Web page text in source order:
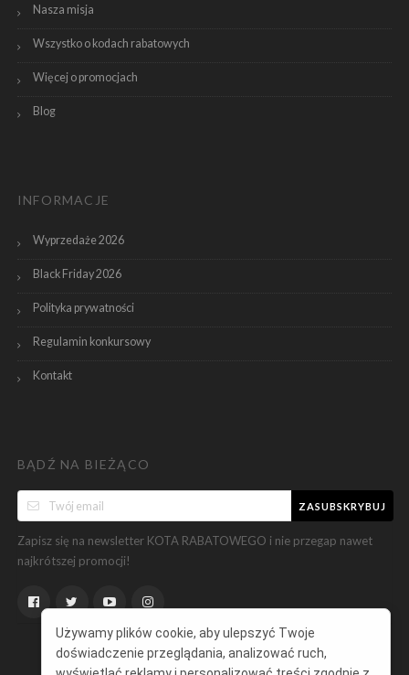
Nasza misja
Wszystko o kodach rabatowych
Więcej o promocjach
Blog
INFORMACJE
Wyprzedaże 2026
Black Friday 2026
Polityka prywatności
Regulamin konkursowy
Kontakt
BĄDŹ NA BIEŻĄCO
ZASUBSKRYBUJ
Zapisz się na newsletter KOTA RABATOWEGO i nie przegap nawet
najkrótszej promocji!
Używamy plików cookie, aby ulepszyć Twoje
doświadczenie przeglądania, analizować ruch,